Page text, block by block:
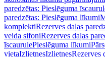
paredzētas: Pieslēguma
paredzētas: Pieslēguma līkumi
komplektiRezerves daļas
veida sifoniRezerves daļas
īscaurulePieslēguma līkumi
vietaIzlietnesIzlietnesRezerves